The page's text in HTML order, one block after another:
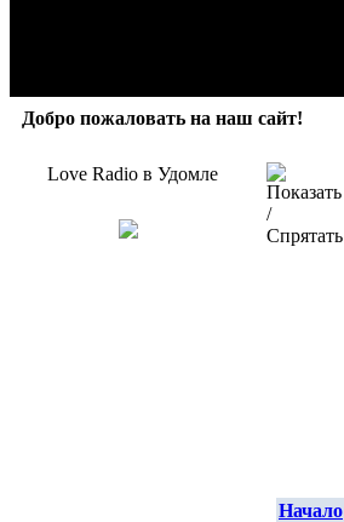
Добро пожаловать на наш сайт!
Love Radio в Удомле
Начало